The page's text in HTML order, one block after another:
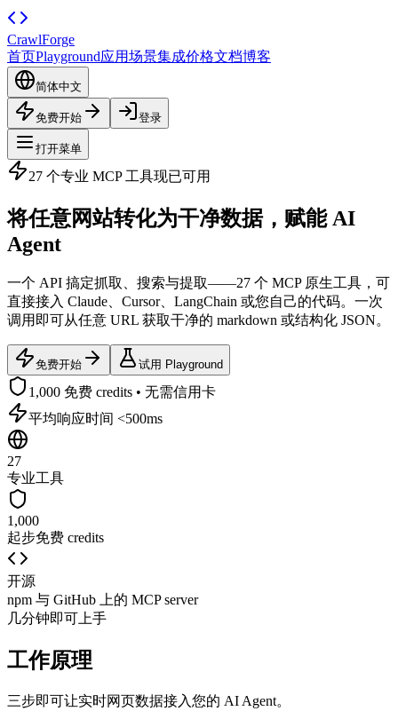
CrawlForge
首页Playground应用场景集成价格文档博客
简体中文
免费开始 登录
打开菜单
27 个专业 MCP 工具现已可用
将任意网站转化为干净数据，赋能 AI
Agent
一个 API 搞定抓取、搜索与提取——27 个 MCP 原生工具，可
直接接入 Claude、Cursor、LangChain 或您自己的代码。一次
调用即可从任意 URL 获取干净的 markdown 或结构化 JSON。
免费开始 试用 Playground
1,000 免费 credits • 无需信用卡
平均响应时间 <500ms
27
专业工具
1,000
起步免费 credits
开源
npm 与 GitHub 上的 MCP server
几分钟即可上手
工作原理
三步即可让实时网页数据接入您的 AI Agent。